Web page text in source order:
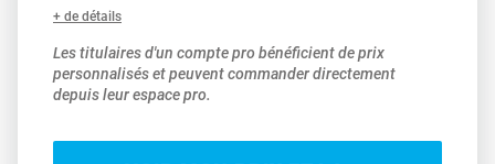
+ de détails
Les titulaires d'un compte pro bénéficient de prix
personnalisés et peuvent commander directement
depuis leur espace pro.